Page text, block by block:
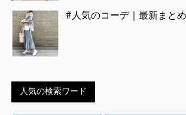
#人気のコーデ｜最新まとめ
人気の検索ワード